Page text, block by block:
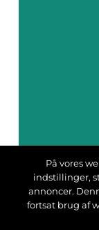
På vores
indstillinger,
annoncer.
fortsat brug af